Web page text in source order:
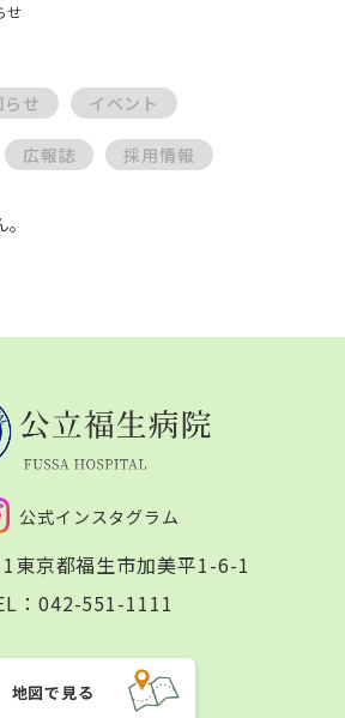
せ
せ イベント
広報誌 採用情報
公式インスタグラム
東京都福生市加美平1-6-1
： 042-551-1111
地図で見る